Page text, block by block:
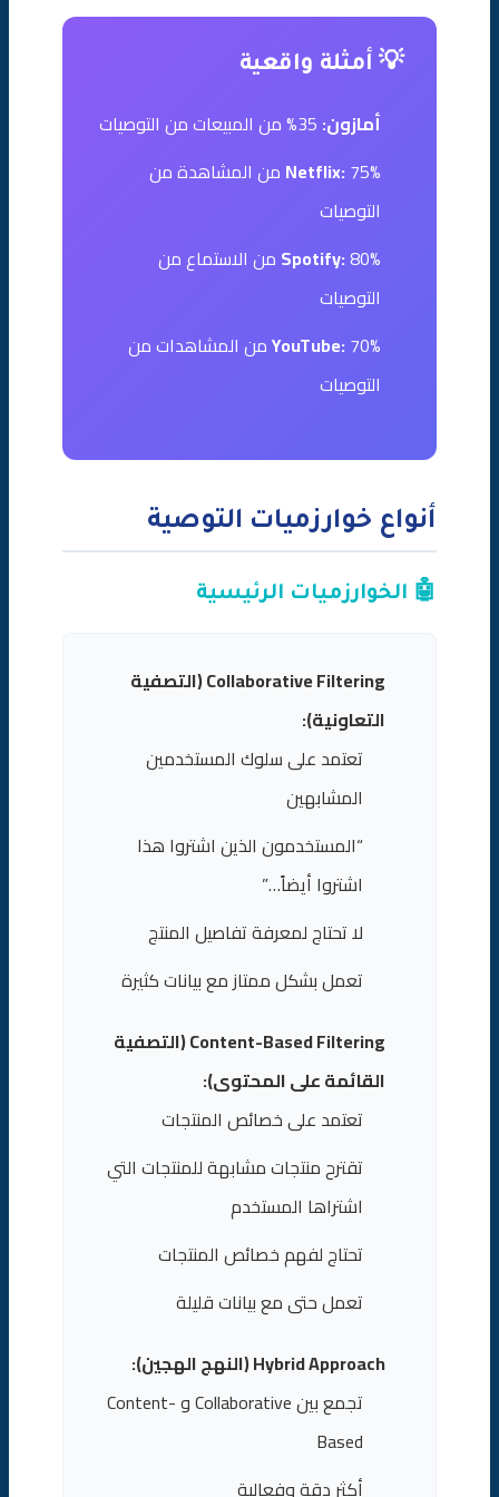
💡 أمثلة واقعية
أمازون:
Netflix: 75% من المشاهدة من
التوصيات
Spotify: 80% من الاستماع من
التوصيات
YouTube:70% من المشاهدات من
التوصيات
أنواع خوارزميات التوصية
🤖 الخوارزميات الرئيسية
Collaborative Filtering (التصفية
التعاونية):
تعتمد على سلوك المستخدمين
المشابهين
“المستخدمون الذين اشتروا هذا
اشتروا أيضاً…”
لا تحتاج لمعرفة تفاصيل المنتج
تعمل بشكل ممتاز مع بيانات كثيرة
Content-Based Filtering (التصفية
القائمة على المحتوى):
تعتمد على خصائص المنتجات
تقترح منتجات مشابهة للمنتجات التي
اشتراها المستخدم
تحتاج لفهم خصائص المنتجات
تعمل حتى مع بيانات قليلة
Hybrid Approach (النهج الهجين):
تجمع بين Collaborative و Content-
Based
أكثر دقة وفعالية